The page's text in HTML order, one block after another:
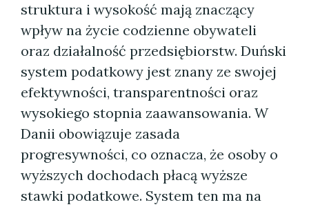
struktura i wysokość mają znaczący
wpływ na życie codzienne obywateli
oraz działalność przedsiębiorstw. Duński
system podatkowy jest znany ze swojej
efektywności, transparentności oraz
wysokiego stopnia zaawansowania. W
Danii obowiązuje zasada
progresywności, co oznacza, że osoby o
wyższych dochodach płacą wyższe
stawki podatkowe. System ten ma na